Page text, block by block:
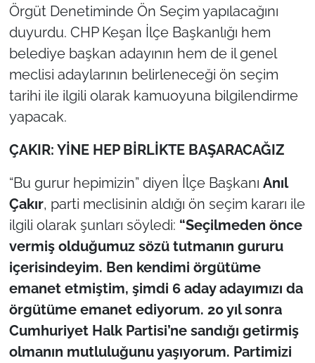
Örgüt Denetiminde Ön Seçim yapılacağını
duyurdu. CHP Keşan İlçe Başkanlığı hem
belediye başkan adayının hem de il genel
meclisi adaylarının belirleneceği ön seçim
tarihi ile ilgili olarak kamuoyuna bilgilendirme
yapacak.
ÇAKIR: YİNE HEP BİRLİKTE BAŞARACAĞIZ
“Bu gurur hepimizin” diyen İlçe Başkanı Anıl
Çakır, parti meclisinin aldığı ön seçim kararı ile
ilgili olarak şunları söyledi: “Seçilmeden önce
vermiş olduğumuz sözü tutmanın gururu
içerisindeyim. Ben kendimi örgütüme
emanet etmiştim, şimdi 6 aday adayımızı da
örgütüme emanet ediyorum. 20 yıl sonra
Cumhuriyet Halk Partisi’ne sandığı getirmiş
olmanın mutluluğunu yaşıyorum. Partimizi
Güvenlik
Genel
Politika
Magazin
İş Dünyası
Bilim Teknoloji
English News
Canlı Maç